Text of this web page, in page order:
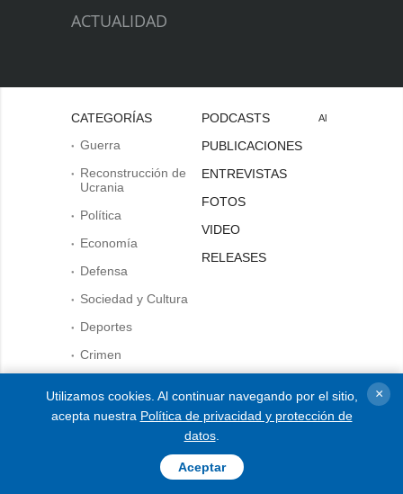
ACTUALIDAD
CATEGORÍAS
Guerra
Reconstrucción de
Ucrania
Política
Economía
Defensa
Sociedad y Cultura
Deportes
Crimen
emergencias
sobre la agencia
PODCASTS
PUBLICACIONES
ENTREVISTAS
FOTOS
VIDEO
RELEASES
Al
material en Internet, son
obligatorios los enlaces al
sitio web ukrinform.es que no
Utilizamos cookies. Al continuar navegando por el sitio,
acepta nuestra Política de privacidad y protección de
datos.
Aceptar
×